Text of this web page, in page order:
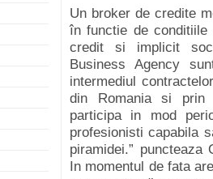
Un broker de credite
în functie de
credit si implicit
Business Agency
intermediul
din Romania si prin
participa in mod
profesionisti capabila
piramidei.” puncteaza
In momentul de fata